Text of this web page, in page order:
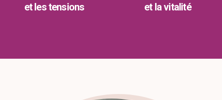
et les tensions
et la vitalité